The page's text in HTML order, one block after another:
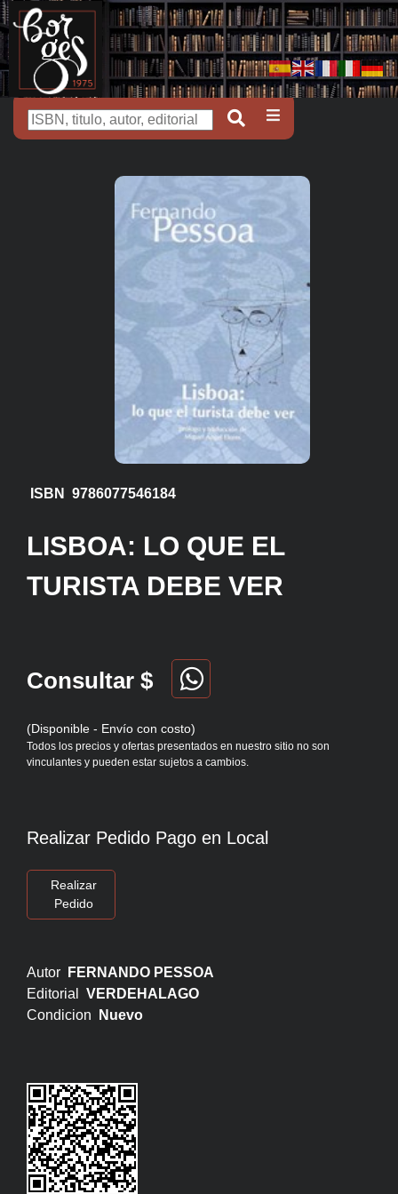
ISBN 9786077546184
LISBOA: LO QUE EL
TURISTA DEBE VER
Consultar $
(Disponible - Envío con costo)
Todos los precios y ofertas presentados en nuestro sitio no son
vinculantes y pueden estar sujetos a cambios.
Realizar Pedido Pago en Local
Realizar
Pedido
Autor
FERNANDO PESSOA
Editorial VERDEHALAGO
Condicion
Nuevo